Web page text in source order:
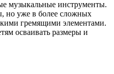
музыкальные инструменты.
но уже в более сложных
гремящими элементами.
осваивать размеры и